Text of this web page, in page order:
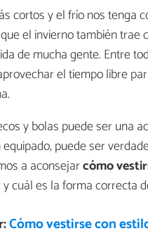
cortos y el frío nos tenga
el invierno también
de mucha gente. Entre
el tiempo libre
y bolas puede ser una
puede ser
a aconsejarcómo
cuál es la forma correcta
Cómo vestirse con